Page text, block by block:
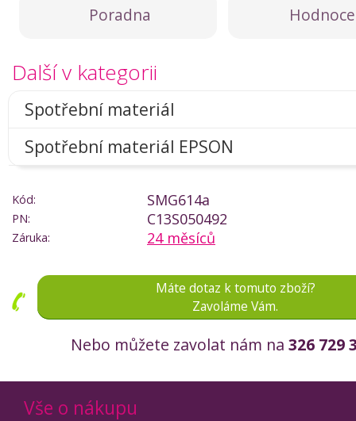
Poradna
Další v kategorii
Spotřební materiál
Spotřební materiál EPSON
Kód: SMG614a
PN: C13S050492
Záruka: 24 měsíců
Máte dotaz k tomuto zboží?
Zavoláme Vám.
Nebo můžete zavolat nám na 326 729
Vše o nákupu